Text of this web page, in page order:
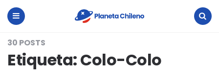
Planeta
Chileno
30 POSTS
Etiqueta:Colo-Colo